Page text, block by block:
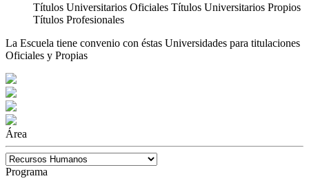
Títulos Universitarios Oficiales Títulos Universitarios Propios
Títulos Profesionales
La Escuela tiene convenio con éstas Universidades para titulaciones
Oficiales y Propias
Área
Programa